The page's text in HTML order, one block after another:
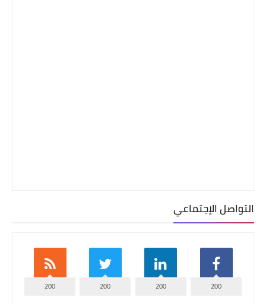
التواصل الإجتماعي
200
200
200
200